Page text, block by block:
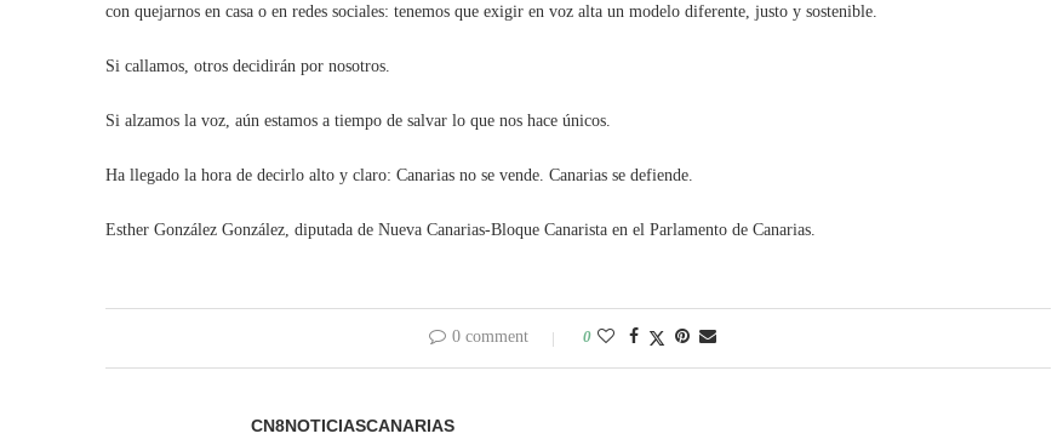
con quejarnos en casa o en redes sociales: tenemos que exigir en voz alta un modelo diferente, justo y sostenible.
Si callamos, otros decidirán por nosotros.
Si alzamos la voz, aún estamos a tiempo de salvar lo que nos hace únicos.
Ha llegado la hora de decirlo alto y claro: Canarias no se vende. Canarias se defiende.
Esther González González, diputada de Nueva Canarias-Bloque Canarista en el Parlamento de Canarias.
0 comment 0
CN8NOTICIASCANARIAS